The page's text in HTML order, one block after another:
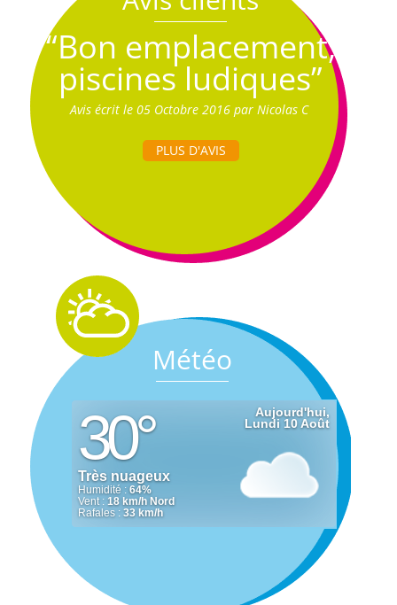
“Bon emplacement,
piscines ludiques”
Avis écrit le 05 Octobre 2016 par Nicolas C
PLUS D'AVIS
Météo